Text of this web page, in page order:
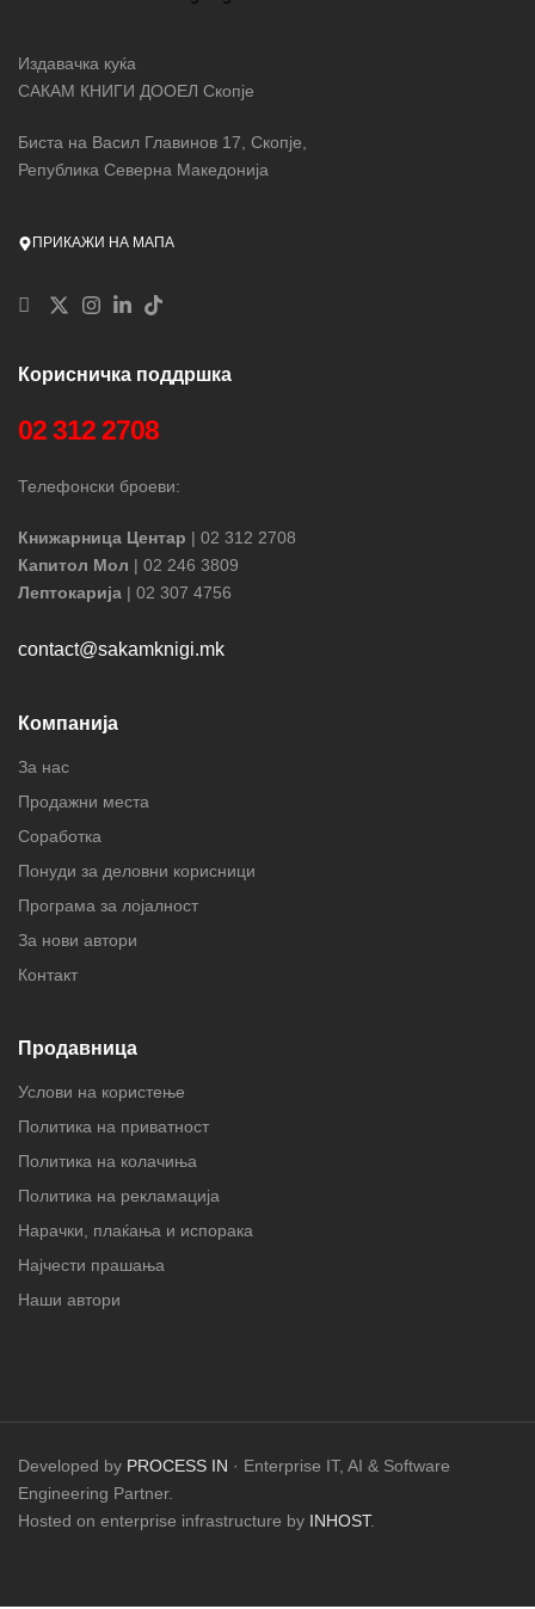
Издавачка куќа
САКАМ КНИГИ ДООЕЛ Скопје
Биста на Васил Главинов 17, Скопје,
Република Северна Македонија
ПРИКАЖИ НА МАПА
Корисничка поддршка
02 312 2708
Телефонски броеви:
Книжарница Центар | 02 312 2708
Капитол Мол | 02 246 3809
Лептокарија | 02 307 4756
contact@sakamknigi.mk
Компанија
За нас
Продажни места
Соработка
Понуди за деловни корисници
Програма за лојалност
За нови автори
Контакт
Продавница
Услови на користење
Политика на приватност
Политика на колачиња
Политика на рекламација
Нарачки, плаќања и испорака
Најчести прашања
Наши автори
Developed by PROCESS IN · Enterprise IT, AI & Software
Engineering Partner.
Hosted on enterprise infrastructure by INHOST.